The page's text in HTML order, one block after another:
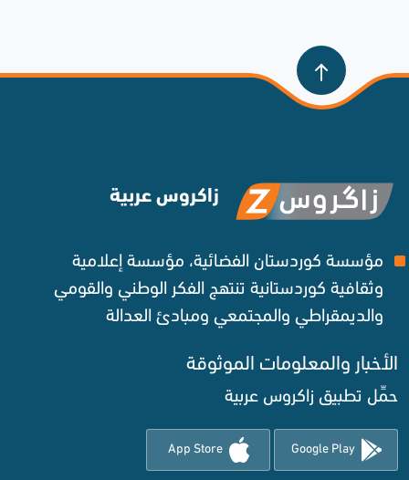
زاكروس عربية
مؤسسة كوردستان الفضائية، مؤسسة إعلامية
وثقافية كوردستانية تنتهج الفكر الوطني والقومي
والديمقراطي والمجتمعي ومبادئ العدالة ‌
الأخبار والمعلومات الموثوقة‌
حمِّل تطبيق زاكروس عربية
Google Play
App Store